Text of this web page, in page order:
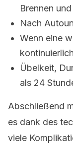
Brennen
Nach
Wenn eine
Übelkeit,
als 24
Abschließend
es dank des
viele